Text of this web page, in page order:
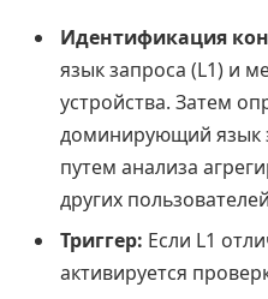
Идентификация
язык запроса (L1) и
устройства. Затем
доминирующий язык
путем анализа
других
Триггер: Если L1
активируется